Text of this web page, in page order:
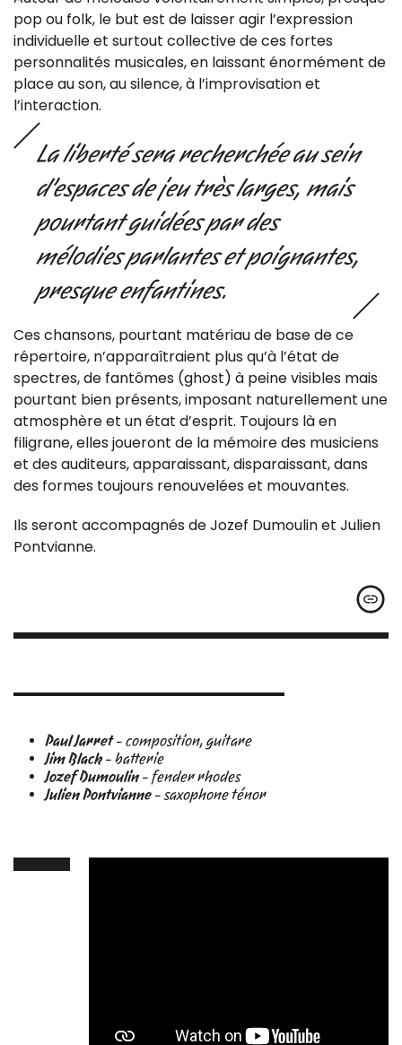
pop ou folk, le but est de laisser agir l’expression
individuelle et surtout collective de ces fortes
personnalités musicales, en laissant énormément de
place au son, au silence, à l’improvisation et
l’interaction.
La liberté sera recherchée au sein
d’espaces de jeu très larges, mais
pourtant guidées par des
mélodies parlantes et poignantes,
presque enfantines.
Ces chansons, pourtant matériau de base de ce
répertoire, n’apparaîtraient plus qu’à l’état de
spectres, de fantômes (ghost) à peine visibles mais
pourtant bien présents, imposant naturellement une
atmosphère et un état d’esprit. Toujours là en
filigrane, elles joueront de la mémoire des musiciens
et des auditeurs, apparaissant, disparaissant, dans
des formes toujours renouvelées et mouvantes.
Ils seront accompagnés de Jozef Dumoulin et Julien
Pontvianne.
Paul Jarret- composition, guitare
Jim Black- batterie
Jozef Dumoulin- fender rhodes
Julien Pontvianne - saxophone ténor